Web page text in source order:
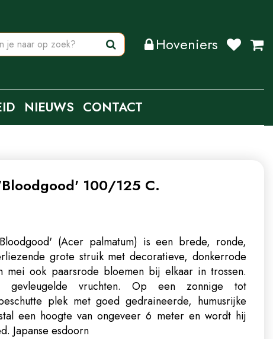
Hoveniers
NIEUWS CONTACT
100/125 C.
(Acer palmatum) is een brede, ronde,
grote struik met decoratieve, donkerrode
mei ook paarsrode bloemen bij elkaar in trossen.
gevleugelde vruchten. Op een zonnige tot
plek met goed gedraineerde, humusrijke
een hoogte van ongeveer 6 meter en wordt hij
Japanse esdoorn